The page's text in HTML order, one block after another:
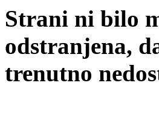
Strani ni bilo
odstranjena,
trenutno